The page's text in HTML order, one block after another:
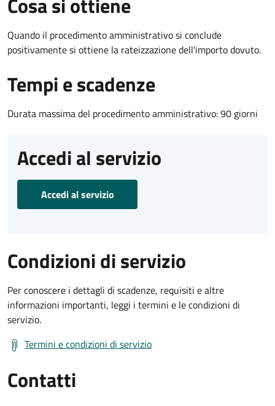
Quando il procedimento amministrativo si conclude
positivamente si ottiene la rateizzazione dell'importo dovuto.
Tempi e scadenze
Durata massima del procedimento amministrativo: 90 giorni
Accedi al servizio
Accedi al servizio
Condizioni di servizio
Per conoscere i dettagli di scadenze, requisiti e altre
informazioni importanti, leggi i termini e le condizioni di
servizio.
Termini e condizioni di servizio
Contatti